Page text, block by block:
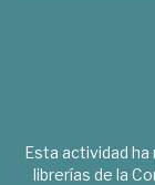
Esta actividad ha
librerías de la